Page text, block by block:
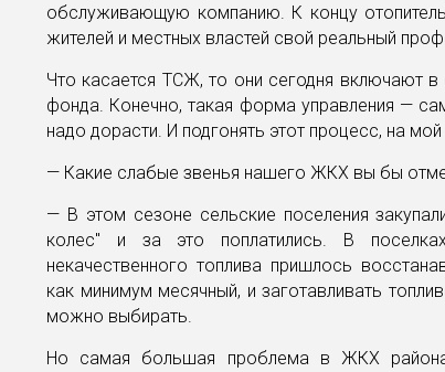
обслуживающую компанию. К концу
жителей и местных властей свой реальный
Что касается ТСЖ, то они сегодня включают
фонда. Конечно, такая форма управления —
надо дорасти. И подгонять этот процесс, на
— Какие слабые звенья нашего ЖКХ вы бы
— В этом сезоне сельские поселения
колес" и за это поплатились. В
некачественного топлива пришлось
как минимум месячный, и заготавливать
можно выбирать.
Но самая большая проблема в ЖКХ